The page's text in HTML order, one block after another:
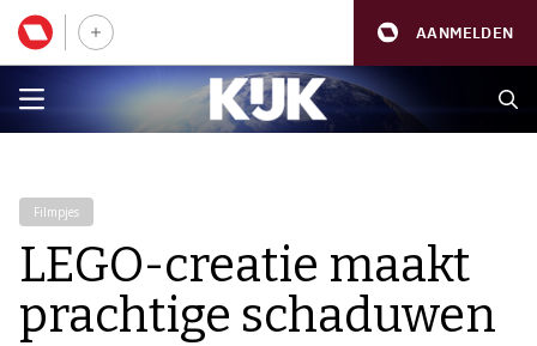
AANMELDEN
Filmpjes
LEGO-creatie maakt
prachtige schaduwen